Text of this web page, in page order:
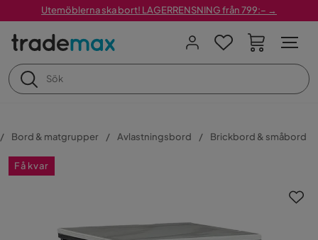
Utemöblerna ska bort! LAGERRENSNING från 799:– →
Bord & matgrupper Avlastningsbord Brickbord & småbord
Få kvar